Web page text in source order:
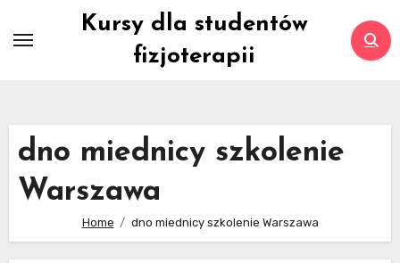
Kursy dla studentów
fizjoterapii
dno miednicy szkolenie
Warszawa
Home dno miednicy szkolenie Warszawa